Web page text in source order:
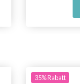
35%Rabatt